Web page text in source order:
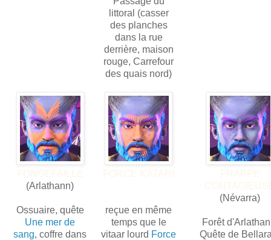
littoral (casser
des planches
dans la rue
derrière, maison
rouge, Carrefour
des quais nord)
FONGEFAILLE
(Arlathann)
Ossuaire, quête
Une mer de
sang, coffre dans
FORCE KATARI
reçue en même
temps que le
vitaar lourd Force
FRAPPE
(Névarra)
Forêt
Quête de